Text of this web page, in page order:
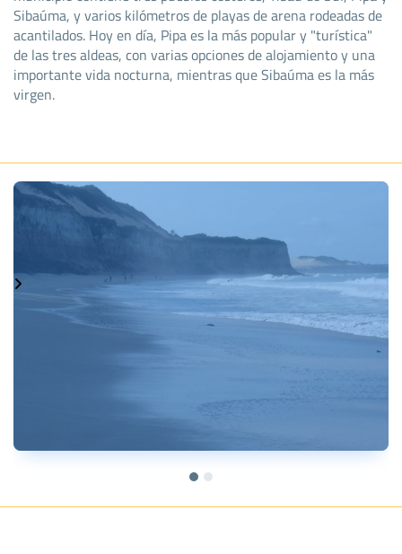
Sibaúma, y varios kilómetros de playas de arena rodeadas de
acantilados. Hoy en día, Pipa es la más popular y "turística"
de las tres aldeas, con varias opciones de alojamiento y una
importante vida nocturna, mientras que Sibaúma es la más
virgen.